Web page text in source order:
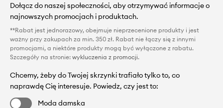
Dołącz do naszej społeczności, aby otrzymywać informacje o
najnowszych promocjach i produktach.
**Rabat jest jednorazowy, obejmuje nieprzecenione produkty i jest
ważny przy zakupach za min. 350 zł. Rabat nie łączy się z innymi
promocjami, a niektóre produkty mogą być wyłączone z rabatu.
Szczegóły na stronie: wykluczenia z promocji.
Chcemy, żeby do Twojej skrzynki trafiało tylko to, co
naprawdę Cię interesuje. Powiedz, czy jest to:
Moda damska